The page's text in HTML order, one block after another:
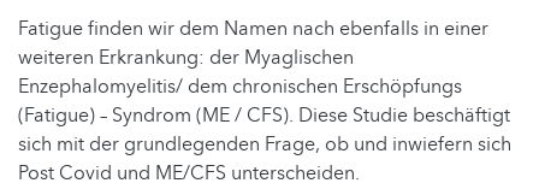
Fatigue finden wir dem Namen nach ebenfalls in einer
weiteren Erkrankung: der Myaglischen
Enzephalomyelitis/ dem chronischen Erschöpfungs
(Fatigue) – Syndrom (ME / CFS). Diese Studie beschäftigt
sich mit der grundlegenden Frage, ob und inwiefern sich
Post Covid und ME/CFS unterscheiden.